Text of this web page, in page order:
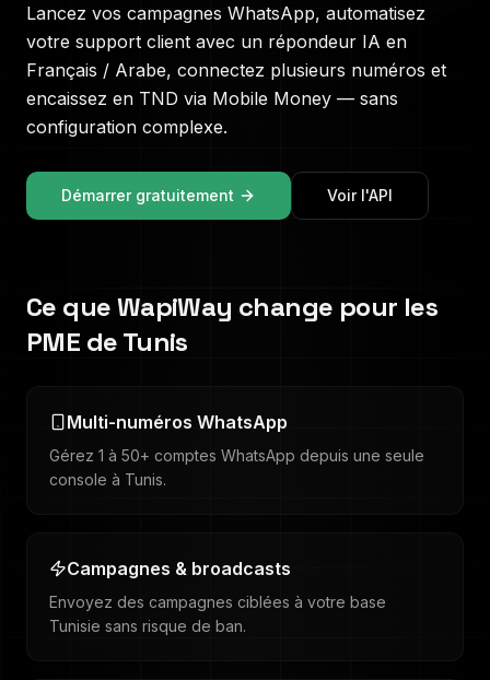
Lancez vos campagnes WhatsApp, automatisez
votre support client avec un répondeur IA en
Français / Arabe, connectez plusieurs numéros et
encaissez en TND via Mobile Money — sans
configuration complexe.
Démarrer gratuitement Voir l'API
Ce que WapiWay change pour les
PME deTunis
Multi-numéros WhatsApp
Gérez 1 à 50+ comptes WhatsApp depuis une seule
console à Tunis.
Campagnes & broadcasts
Envoyez des campagnes ciblées à votre base
Tunisie sans risque de ban.